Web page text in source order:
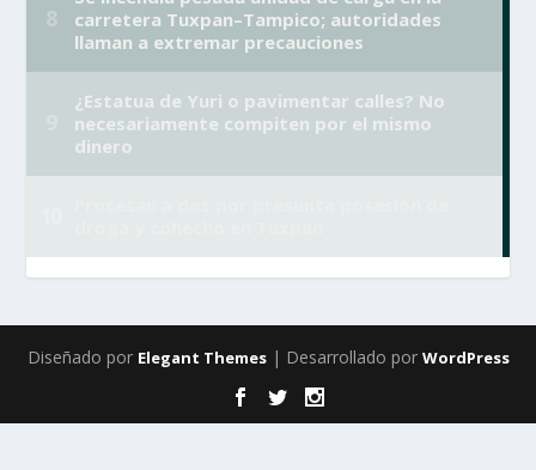
Diseñado por Elegant Themes| Desarrollado por WordPress